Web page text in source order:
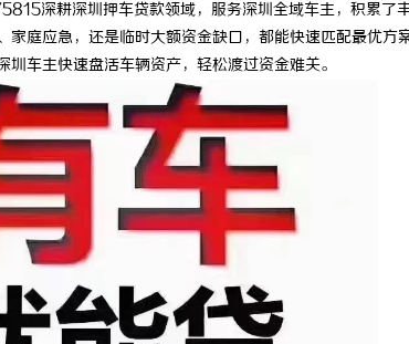
深耕深圳押车贷款领域，服务深圳全域车主，积累了
家庭应急，还是临时大额资金缺口，都能快速匹配最优方
圳车主快速盘活车辆资产，轻松渡过资金难关。